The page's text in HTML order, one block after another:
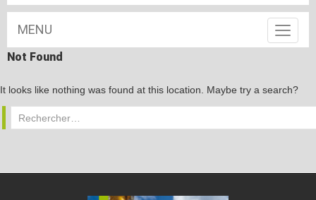
MENU
Toggle
Not Found
It looks like nothing was found at this location. Maybe try a search?
Rechercher :